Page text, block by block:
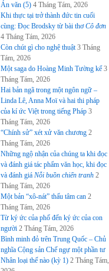
Án văn (5) 4 Tháng Tám, 2026
Khi thực tại trở thành đức tin cuối
cùng: Đọc Brodsky từ bài thơCô đơn
4 Tháng Tám, 2026
Còn chút gì cho nghệ thuật 3 Tháng
Tám, 2026
Một saga do Hoàng Minh Tường kể 3
Tháng Tám, 2026
Hai bản ngã trong một ngôn ngữ –
Linda Lê, Anna Moï và hai thi pháp
của kí ức Việt trong tiếng Pháp 3
Tháng Tám, 2026
“Chính sử” xét xử văn chương 2
Tháng Tám, 2026
Những ngộ nhận của chúng ta khi đọc
và đánh giá tác phẩm văn học, khi đọc
và đánh giá Nỗi buồn chiến tranh 2
Tháng Tám, 2026
Một bản “xô-nát” thấu tâm can 2
Tháng Tám, 2026
Từ ký ức của phố đến ký ức của con
người 2 Tháng Tám, 2026
Bình minh đỏ trên Trung Quốc – Chủ
nghĩa Cộng sản Chế ngự một phần tư
Nhân loại thế nào (kỳ 1) 2 Tháng Tám,